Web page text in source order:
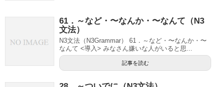
61．～など・〜なんか・〜なんて（N3
文法）
N3文法（N3Grammar） 61．～など・〜なんか・〜
なんて <導入> みなさん嫌いな人がいると思...
記事を読む